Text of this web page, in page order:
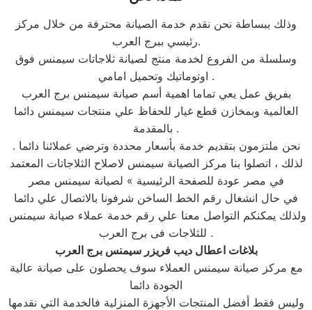
وذلك ببساطة نحن نقدم خدمة الصيانة محترفة من خلال مركز
رئيسي ببرج العرب.
وسلسلة من الفروع لخدمة منتج لصيانة ثلاجاتات سيمنس فوق
اوتوماتيك وتحميل امامي .
بفريق عمل يعي تماما اهمية أسم صيانة سيمنس برج العرب
العالمية وبمخازن قطع غيار للحفاظ علي منتجات سيمنس دائما
بالمقدمة .
نحن ملتزمون بتقديم خدمة بأسعار محددة وترضي عملائنا دائما .
لذلك ، اتصلوا بنا مركز الصيانة سيمنس لاصلاح الثلاجاتات المعتمد
في مصر عودة للصفحة الرئيسية » لصيانة سيمنس مصر
في حال انشغال رقم الخط الساخن شرفونا بالاتصال علي دائما
ولذلك يمكنكم التواصل معنا علي رقم خدمة عملاء صيانة سيمنس
للثلاجات فى برج العرب .
بلاغات اعطال ديب فريزر سيمنس برج العرب
مع مركز صيانة سيمنس العملاء سوف يحصلون على صيانة عالية
الجودة دائما
وليس فقط أفضل المنتجات الأجهزة المنزلية فالخدمة التي نقدمها